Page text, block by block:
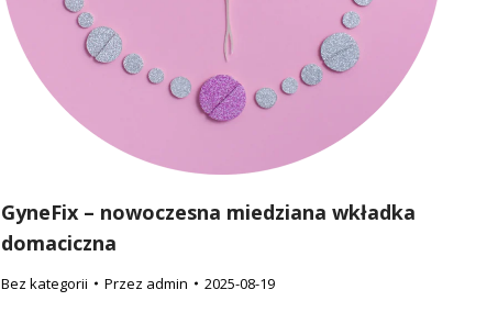
GyneFix – nowoczesna miedziana wkładka
domaciczna
Bez kategorii Przez admin 2025-08-19